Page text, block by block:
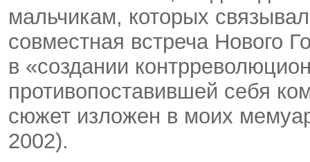
мальчикам, которых
совместная встреча Нового
в «создании
противопоставившей себя
сюжет изложен в моих
2002).